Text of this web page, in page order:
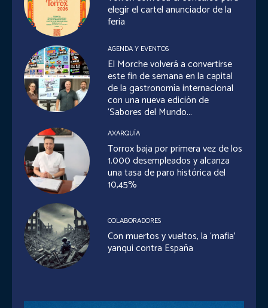
elegir el cartel anunciador de la
feria
AGENDA Y EVENTOS
El Morche volverá a convertirse
este fin de semana en la capital
de la gastronomía internacional
con una nueva edición de
‘Sabores del Mundo...
AXARQUÍA
Torrox baja por primera vez de los
1.000 desempleados y alcanza
una tasa de paro histórica del
10,45%
COLABORADORES
Con muertos y vueltos, la ‘mafia’
yanqui contra España